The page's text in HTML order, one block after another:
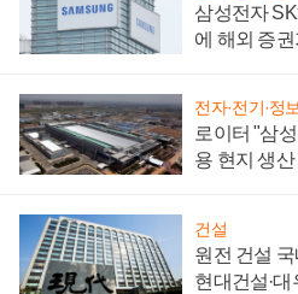
삼성전자
에 해외 증
전자·전기·정
로이터 "삼
용 현지 생
건설
원전 건설
현대건설·